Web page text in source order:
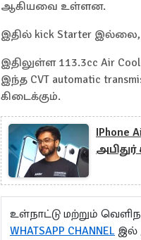
ஆகியவை உள்ளன.
இதில் kick Starter
இதிலுள்ள 113.3cc Air
இந்த CVT automatic
கிடைக்கும்.
IPhone
அபிதுர்
உள்நாட்டு மற்றும்
WHATSAPP CHANNEL இல்